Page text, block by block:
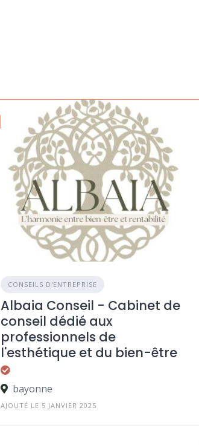
CONSEILS D'ENTREPRISE
Albaia Conseil - Cabinet de
conseil dédié aux
professionnels de
l'esthétique et du bien-être
bayonne
AJOUTÉ LE 5 JANVIER 2025